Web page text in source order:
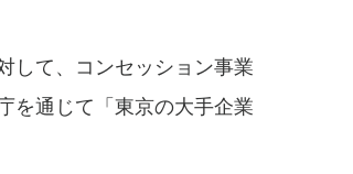
して、コンセッション事業
を通じて「東京の大手企業